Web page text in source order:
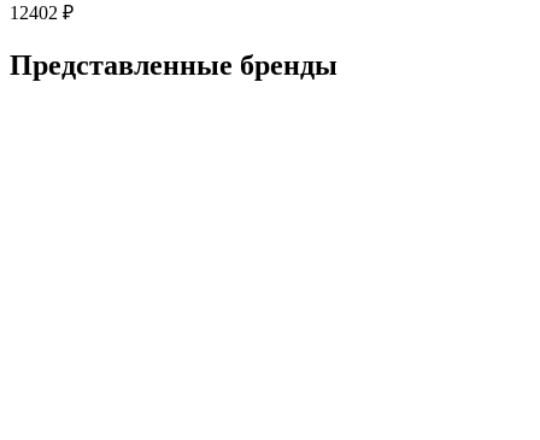
12402 ₽
Представленные бренды